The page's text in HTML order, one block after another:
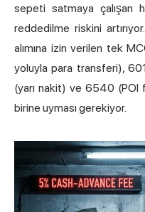
sepeti satmaya çalışan
reddedilme riskini
alımına izin verilen tek
yoluyla para transferi),
(yarı nakit) ve 6540 (POI
birine uyması gerekiyor.